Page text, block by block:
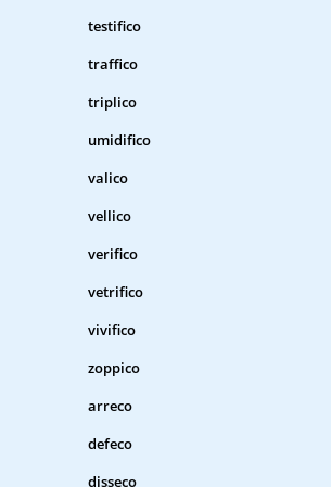
testifico
traffico
triplico
umidifico
valico
vellico
verifico
vetrifico
vivifico
zoppico
arreco
defeco
disseco